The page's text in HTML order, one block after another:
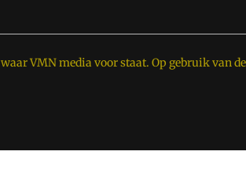
waar VMN media voor staat. Op gebruik van